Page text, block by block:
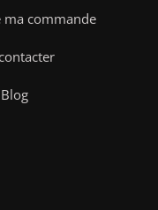
ma commande